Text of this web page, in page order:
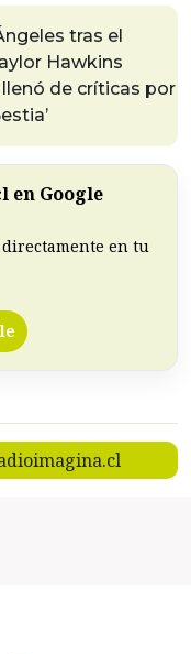
tras el
Hawkins
de críticas por
en Google
en tu